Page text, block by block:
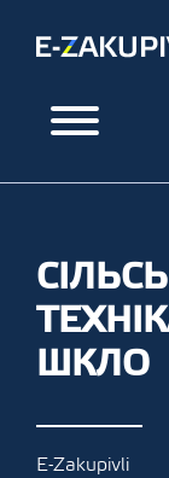
ШКЛО
E-Zakupivli